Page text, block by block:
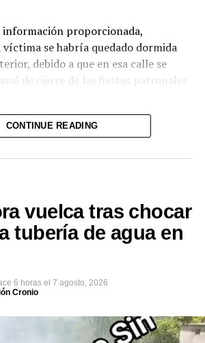
información proporcionada,
se habría quedado dormida
debido a que en esa calle se
de cierre de las fiestas patronales
el texto no proporciona información
al accidente.
00:32
CONTINUE READING
vuelca tras chocar
tubería de agua en
6 horas el 7 agosto, 2026
Cronio